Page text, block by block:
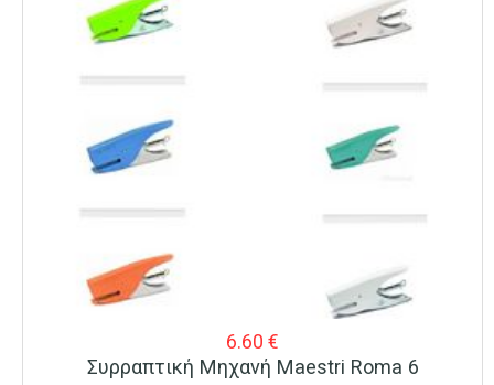
6.60 €
Συρραπτική Μηχανή Maestri Roma 6